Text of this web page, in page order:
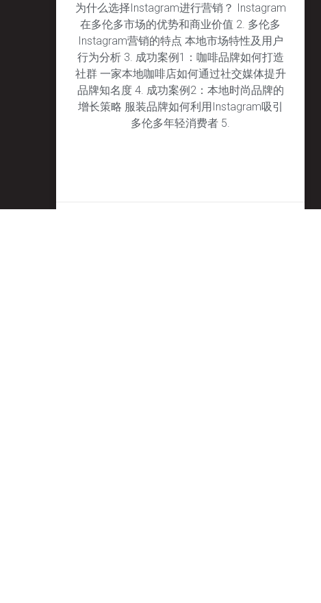
为什么选择Instagram进行营销？ Instagram
在多伦多市场的优势和商业价值 2. 多伦多
Instagram营销的特点 本地市场特性及用户
行为分析 3. 成功案例1：咖啡品牌如何打造
社群 一家本地咖啡店如何通过社交媒体提升
品牌知名度 4. 成功案例2：本地时尚品牌的
增长策略 服装品牌如何利用Instagram吸引
多伦多年轻消费者 5.